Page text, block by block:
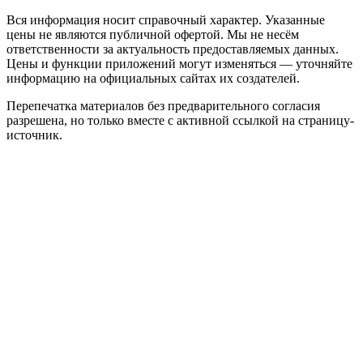
Вся информация носит справочный характер. Указанные
цены не являются публичной офертой. Мы не несём
ответственности за актуальность предоставляемых данных.
Цены и функции приложений могут изменяться — уточняйте
информацию на официальных сайтах их создателей.
Перепечатка материалов без предварительного согласия
разрешена, но только вместе с активной ссылкой на страницу-
источник.